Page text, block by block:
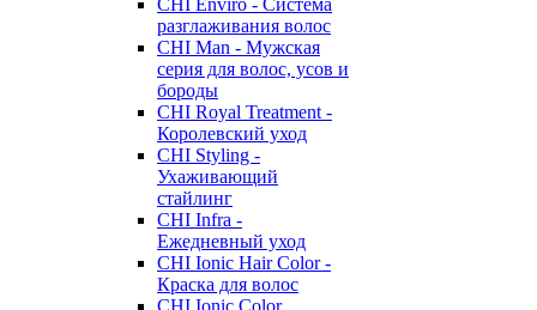
CHI Enviro - Система
разглаживания волос
CHI Man - Мужская
серия для волос, усов и
бороды
CHI Royal Treatment -
Королевский уход
CHI Styling -
Ухаживающий
стайлинг
CHI Infra -
Ежедневный уход
CHI Ionic Hair Color -
Краска для волос
CHI Ionic Color